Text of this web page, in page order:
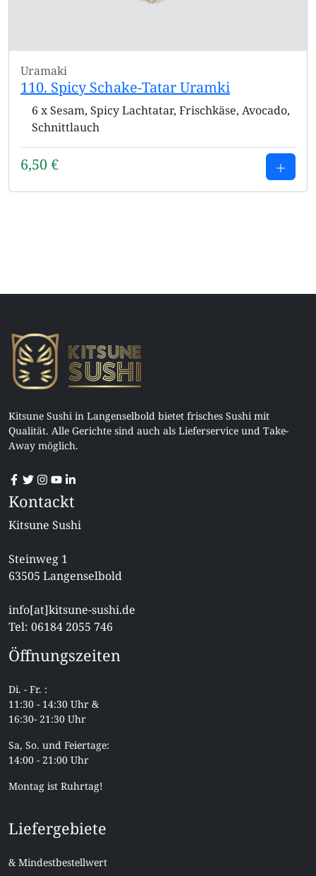
Uramaki
110. Spicy Schake-Tatar Uramki
6 x Sesam, Spicy Lachtatar, Frischkäse, Avocado,
Schnittlauch
6,50€
Kitsune Sushi in Langenselbold bietet frisches Sushi mit
Qualität. Alle Gerichte sind auch als Lieferservice und Take-
Away möglich.
Kontackt
Kitsune Sushi
Steinweg 1
63505 Langenselbold
info[at]kitsune-sushi.de
Tel: 06184 2055 746
Öffnungszeiten
Di. - Fr. :
11:30 - 14:30 Uhr &
16:30- 21:30 Uhr
Sa, So. und Feiertage:
14:00 - 21:00 Uhr
Montag ist Ruhrtag!
Liefergebiete
& Mindestbestellwert